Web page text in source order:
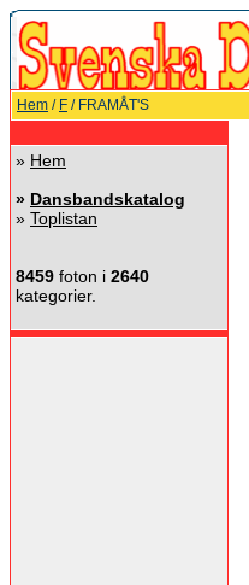
Hem / F / FRAMÅT'S
» Hem
» Dansbandskatalog
» Toplistan
8459 foton i 2640
kategorier.